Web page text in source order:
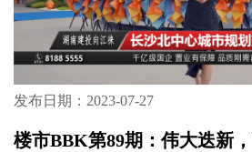
发布日期：2023-07-27
楼市BBK第89期：伟大迭新